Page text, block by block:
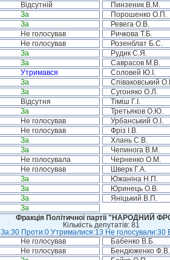
Відсутній Пинзеник В.М.
За Порошенко О.П.
За Ревега О.В.
Не голосував Ричкова Т.Б.
Не голосував Розенблат Б.С.
За Рудик С.Я.
За Саврасов М.В.
Утримався Соловей Ю.І.
За Співаковський
За Сугоняко О.Л.
Відсутня Тіміш Г.І.
За Третьяков О.Ю.
Не голосував Урбанський О.І.
Не голосував Фріз І.В.
За Хлань С.В.
За Чепинога В.М.
Не голосувала Черненко О.М.
Не голосував Шверк Г.А.
За Южаніна Н.П.
За Юринець О.В.
За Яніцький В.П.
За
Фракція Політичної партії "НАРОДНИЙ
Кількість депутатів: 81
За:30 Проти:0 Утрималися:13 Не голосували:30
Не голосував Бабенко В.Б.
Не голосував Бендюженко Ф.В.